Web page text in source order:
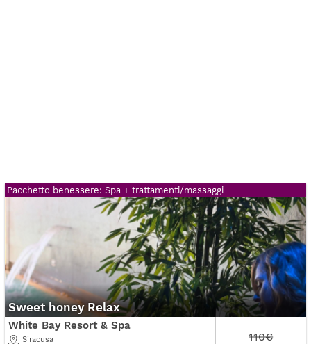
Pacchetto benessere: Spa + trattamenti/massaggi
Sweet honey Relax
White Bay Resort & Spa
Siracusa 110€